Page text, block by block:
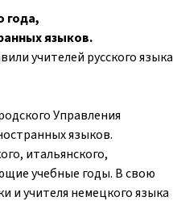
года,
языков.
учителей русского языка
Управления
языков.
итальянского,
учебные годы. В свою
и учителя немецкого языка